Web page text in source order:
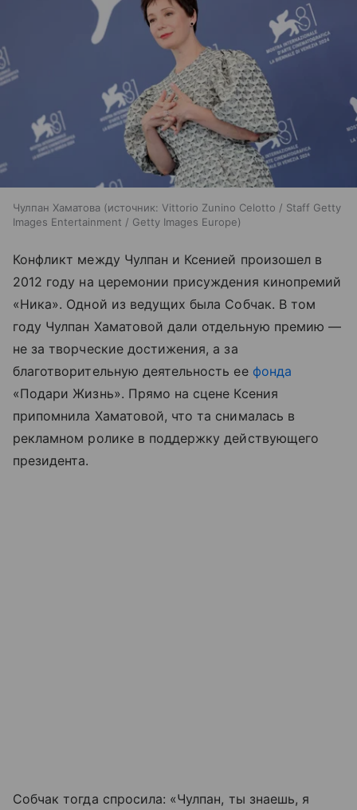
Чулпан Хаматова источник: Vittorio Zunino Celotto / Staff Getty
Images Entertainment / Getty Images Europe
Конфликт между Чулпан и Ксенией произошел в
2012 году на церемонии присуждения кинопремий
«Ника». Одной из ведущих была Собчак. В том
году Чулпан Хаматовой дали отдельную премию —
не за творческие достижения, а за
благотворительную деятельность ее фонда
«Подари Жизнь». Прямо на сцене Ксения
припомнила Хаматовой, что та снималась в
рекламном ролике в поддержку действующего
президента.
Собчак тогда спросила: «Чулпан, ты знаешь, я